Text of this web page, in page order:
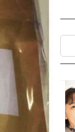
索